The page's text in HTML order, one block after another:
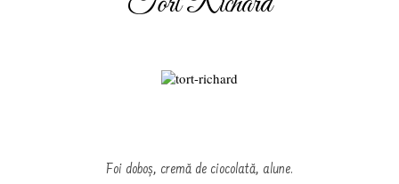
Foi doboș, cremă de ciocolată, alune.